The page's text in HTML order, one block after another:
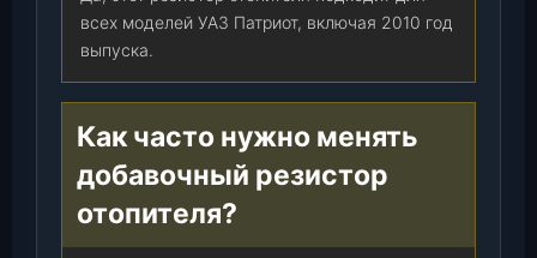
С
всех моделей УАЗ Патриот, включая 2010 год
выпуска.
Как часто нужно менять
добавочный резистор
отопителя?